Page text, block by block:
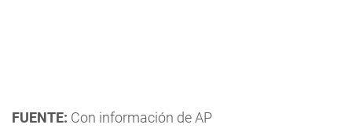
FUENTE: Con información de AP